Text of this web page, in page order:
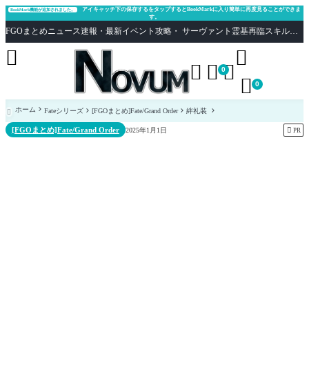
BookMark機能が追加されました。
アイキャッチ下の保存するをタップするとBookMarkに入り簡単に再度見ることができま
す。
FGOまとめニュース速報・最新イベント攻略・ サーヴァント霊基再臨スキル性能評価まとめ Fate/Grand Order
  0

 0

 ホーム Fateシリーズ [FGOまとめ]Fate/Grand Order 絆礼装
[FGOまとめ]Fate/Grand Order 2025年1月1日  PR